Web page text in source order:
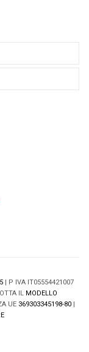
| P IVA IT05554421007
IL MODELLO
UE 369303345198-80 |